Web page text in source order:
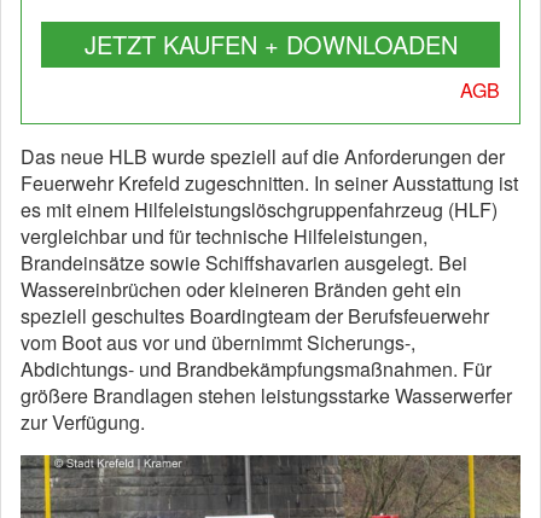
JETZT KAUFEN + DOWNLOADEN
AGB
Das neue HLB wurde speziell auf die Anforderungen der
Feuerwehr Krefeld zugeschnitten. In seiner Ausstattung ist
es mit einem Hilfeleistungslöschgruppenfahrzeug (HLF)
vergleichbar und für technische Hilfeleistungen,
Brandeinsätze sowie Schiffshavarien ausgelegt. Bei
Wassereinbrüchen oder kleineren Bränden geht ein
speziell geschultes Boardingteam der Berufsfeuerwehr
vom Boot aus vor und übernimmt Sicherungs-,
Abdichtungs- und Brandbekämpfungsmaßnahmen. Für
größere Brandlagen stehen leistungsstarke Wasserwerfer
zur Verfügung.